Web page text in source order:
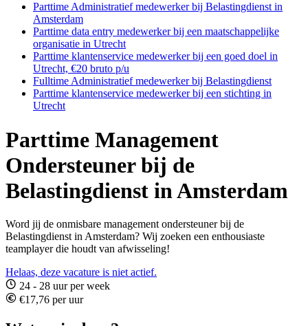
Parttime Administratief medewerker bij Belastingdienst in
Amsterdam
Parttime data entry medewerker bij een maatschappelijke
organisatie in Utrecht
Parttime klantenservice medewerker bij een goed doel in
Utrecht, €20 bruto p/u
Fulltime Administratief medewerker bij Belastingdienst
Parttime klantenservice medewerker bij een stichting in
Utrecht
Parttime Management
Ondersteuner bij de
Belastingdienst in Amsterdam
Word jij de onmisbare management ondersteuner bij de
Belastingdienst in Amsterdam? Wij zoeken een enthousiaste
teamplayer die houdt van afwisseling!
Helaas, deze vacature is niet actief.
24 - 28 uur per week
€17,76 per uur